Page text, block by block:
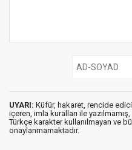
UYARI: Küfür, hakaret, rencide
içeren, imla kuralları ile yazılmamış,
Türkçe karakter kullanılmayan ve
onaylanmamaktadır.